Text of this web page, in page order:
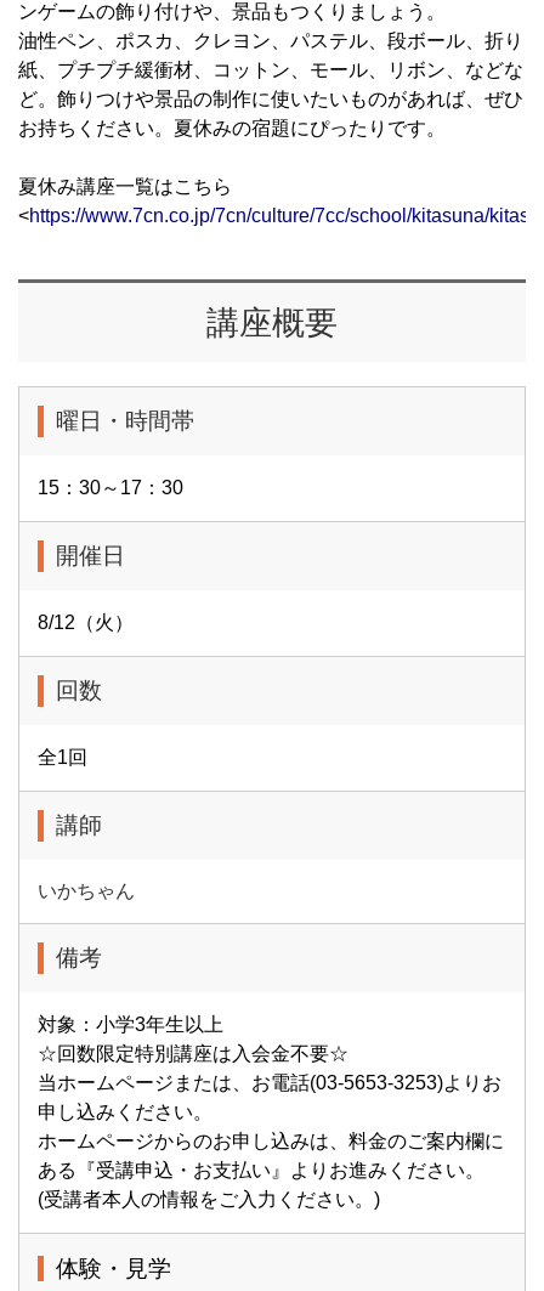
ンゲームの飾り付けや、景品もつくりましょう。
油性ペン、ポスカ、クレヨン、パステル、段ボール、折り
紙、プチプチ緩衝材、コットン、モール、リボン、などな
ど。飾りつけや景品の制作に使いたいものがあれば、ぜひ
お持ちください。夏休みの宿題にぴったりです。
夏休み講座一覧はこちら
<https://www.7cn.co.jp/7cn/culture/7cc/school/kitasuna/
講座概要
曜日・時間帯
15：30～17：30
開催日
8/12（火）
回数
全1回
講師
いかちゃん
備考
対象：小学3年生以上
☆回数限定特別講座は入会金不要☆
当ホームページまたは、お電話(03-5653-3253)よりお
申し込みください。
ホームページからのお申し込みは、料金のご案内欄に
ある『受講申込・お支払い』よりお進みください。
(受講者本人の情報をご入力ください。)
体験・見学